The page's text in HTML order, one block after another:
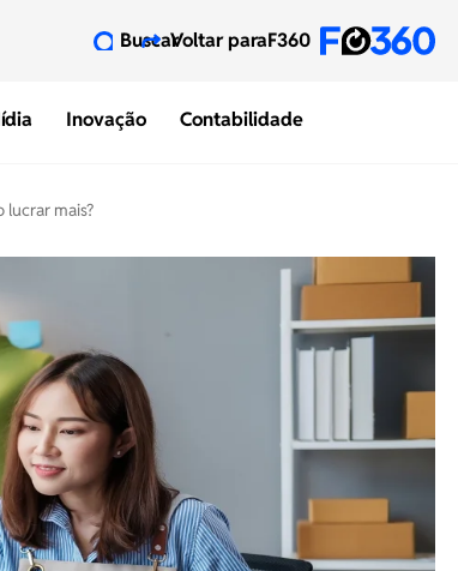
Inovação Contabilidade
BuscarVoltar paraF360
mais?